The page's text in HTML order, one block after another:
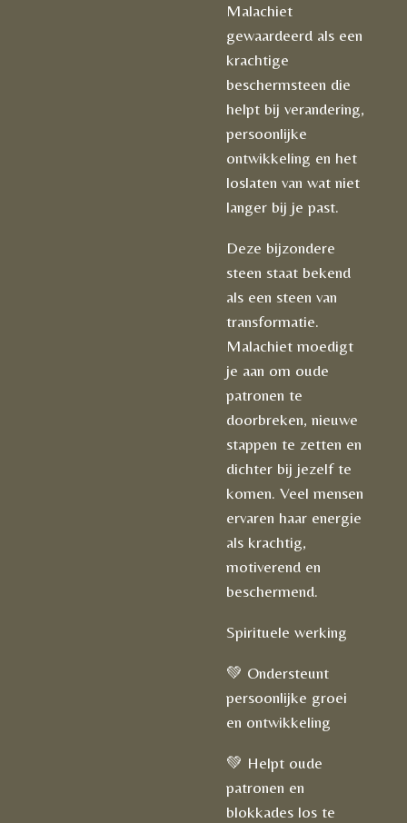
Malachiet
gewaardeerd als een
krachtige
beschermsteen die
helpt bij verandering,
persoonlijke
ontwikkeling en het
loslaten van wat niet
langer bij je past.
Deze bijzondere
steen staat bekend
als een steen van
transformatie.
Malachiet moedigt
je aan om oude
patronen te
doorbreken, nieuwe
stappen te zetten en
dichter bij jezelf te
komen. Veel mensen
ervaren haar energie
als krachtig,
motiverend en
beschermend.
Spirituele werking
💚 Ondersteunt
persoonlijke groei
en ontwikkeling
💚 Helpt oude
patronen en
blokkades los te